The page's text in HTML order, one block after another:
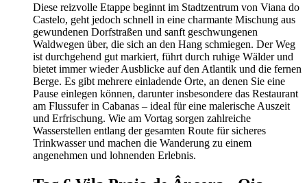
Diese reizvolle Etappe beginnt im Stadtzentrum von Viana do
Castelo, geht jedoch schnell in eine charmante Mischung aus
gewundenen Dorfstraßen und sanft geschwungenen
Waldwegen über, die sich an den Hang schmiegen. Der Weg
ist durchgehend gut markiert, führt durch ruhige Wälder und
bietet immer wieder Ausblicke auf den Atlantik und die fernen
Berge. Es gibt mehrere einladende Orte, an denen Sie eine
Pause einlegen können, darunter insbesondere das Restaurant
am Flussufer in Cabanas – ideal für eine malerische Auszeit
und Erfrischung. Wie am Vortag sorgen zahlreiche
Wasserstellen entlang der gesamten Route für sicheres
Trinkwasser und machen die Wanderung zu einem
angenehmen und lohnenden Erlebnis.